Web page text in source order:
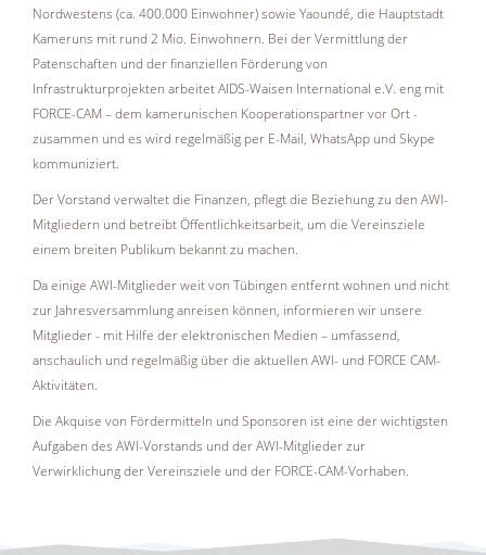
Nordwestens (ca. 400.000 Einwohner) sowie Yaoundé, die Hauptstadt
Kameruns mit rund 2 Mio. Einwohnern. Bei der Vermittlung der
Patenschaften und der finanziellen Förderung von
Infrastrukturprojekten arbeitet AIDS-Waisen International e.V. eng mit
FORCE-CAM – dem kamerunischen Kooperationspartner vor Ort -
zusammen und es wird regelmäßig per E-Mail, WhatsApp und Skype
kommuniziert.
Der Vorstand verwaltet die Finanzen, pflegt die Beziehung zu den AWI-
Mitgliedern und betreibt Öffentlichkeitsarbeit, um die Vereinsziele
einem breiten Publikum bekannt zu machen.
Da einige AWI-Mitglieder weit von Tübingen entfernt wohnen und nicht
zur Jahresversammlung anreisen können, informieren wir unsere
Mitglieder - mit Hilfe der elektronischen Medien – umfassend,
anschaulich und regelmäßig über die aktuellen AWI- und FORCE CAM-
Aktivitäten.
Die Akquise von Fördermitteln und Sponsoren ist eine der wichtigsten
Aufgaben des AWI-Vorstands und der AWI-Mitglieder zur
Verwirklichung der Vereinsziele und der FORCE-CAM-Vorhaben.